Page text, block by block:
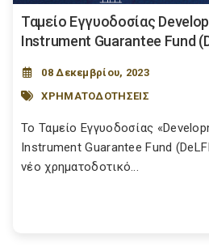
Ταμείο Εγγυοδοσίας
Instrument Guarantee Fund
08 Δεκεμβρίου, 2023
ΧΡΗΜΑΤΟΔΟΤΗΣΕΙΣ
Το Ταμείο Εγγυοδοσίας
Instrument Guarantee Fund
νέο χρηματοδοτικό...